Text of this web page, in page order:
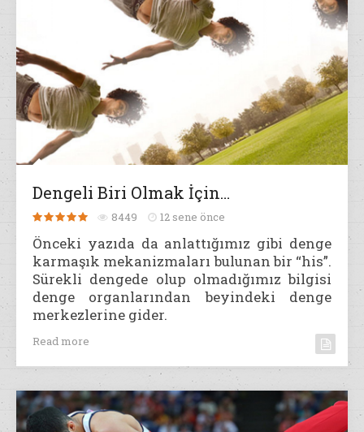
Dengeli Biri Olmak İçin…
8449 12 sene önce
Önceki yazıda da anlattığımız gibi denge
karmaşık mekanizmaları bulunan bir “his”.
Sürekli dengede olup olmadığımız bilgisi
denge organlarından beyindeki denge
merkezlerine gider.
Read more